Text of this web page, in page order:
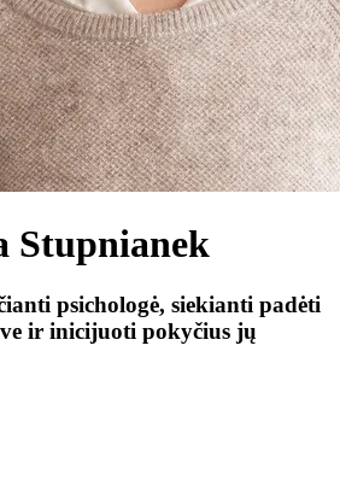
Stupnianek
psichologė, siekianti padėti
ir inicijuoti pokyčius jų